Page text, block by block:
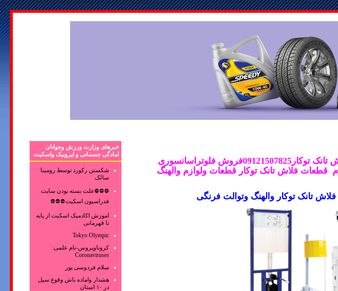
فلوتراسانسوری
قطعات فلاش تانک توکار قطعات ولوازم والهنگ
تانک توکار والهنگ وتوالت فرنگی
خبرهای وزارت ورزش وجوانان
امادگی جسمانی و ایروبیک واسکیت
شکستن رکورد توسط رومینا
سالک
⛔⛔⛔علت بسته بودن سایت
فدراسیون اسکیت⛔⛔⛔
اموزش اکادمیک اسکیت از پایه
تا قهرمانی
Tokyo Olympic
کروناویروس‌-نام علمی:
Coronaviruses
سلام فردوسی پور
هشدار واماده باش وقوع سیل
در ۱۰ استان